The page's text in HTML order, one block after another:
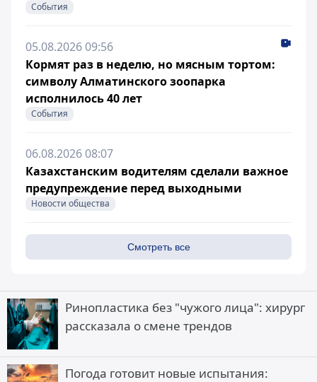
События
05.08.2026 09:56
Кормят раз в неделю, но мясным тортом:
символу Алматинского зоопарка
исполнилось 40 лет
События
06.08.2026 08:07
Казахстанским водителям сделали важное
предупреждение перед выходными
Новости общества
Смотреть все
Ринопластика без "чужого лица": хирург
рассказала о смене трендов
Погода готовит новые испытания: